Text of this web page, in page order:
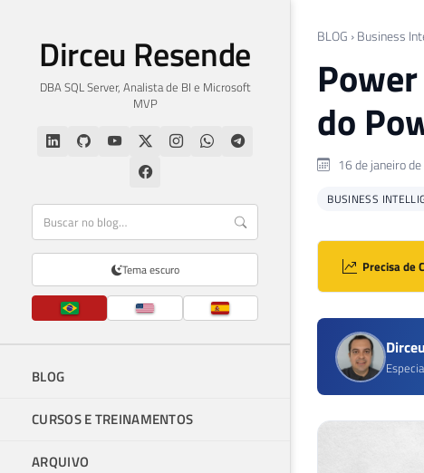
Dirceu Resende
DBA SQL Server, Analista de BI e Microsoft
MVP
Tema escuro
BLOG
CURSOS E TREINAMENTOS
ARQUIVO
BLOG › Business
do
16 de janeiro
BUSINESS
Precisa de